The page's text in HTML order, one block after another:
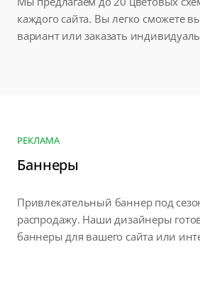
каждого сайта. Вы легко сможете
вариант или заказать
РЕКЛАМА
Баннеры
Привлекательный баннер под
распродажу. Наши дизайнеры
баннеры для вашего сайта или